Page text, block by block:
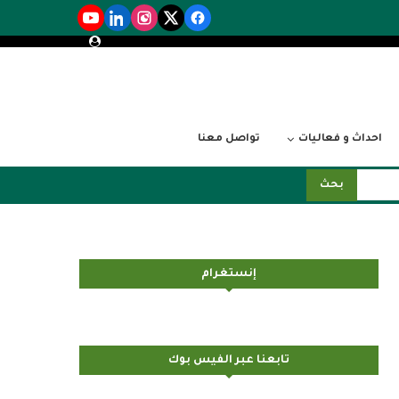
احداث و فعاليات تواصل معنا
بحث
إنستغرام
تابعنا عبر الفيس بوك